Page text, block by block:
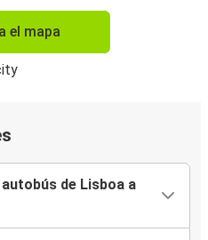
el mapa
de Lisboa a